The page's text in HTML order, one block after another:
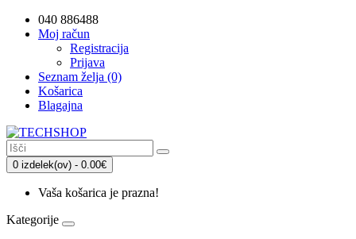
040 886488
Moj račun
Registracija
Prijava
Seznam želja (0)
Košarica
Blagajna
0 izdelek(ov) - 0.00€
Vaša košarica je prazna!
Kategorije